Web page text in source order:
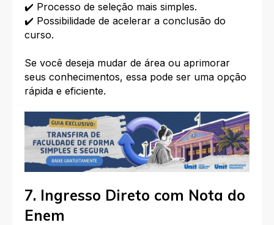
✔️ Processo de seleção mais simples.
✔️ Possibilidade de acelerar a conclusão do
curso.
Se você deseja mudar de área ou aprimorar
seus conhecimentos, essa pode ser uma opção
rápida e eficiente.
7. Ingresso Direto com Nota do
Enem